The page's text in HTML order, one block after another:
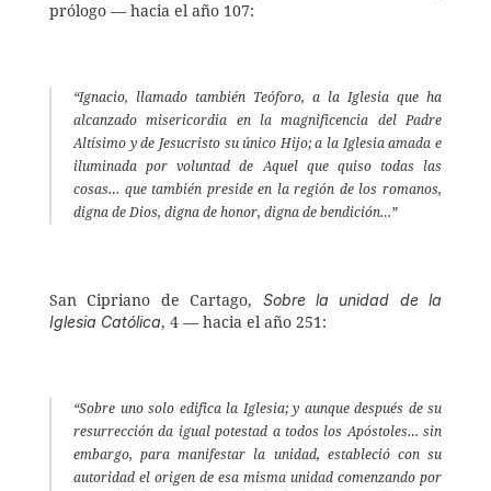
prólogo — hacia el año 107:
“Ignacio, llamado también Teóforo, a la Iglesia que ha
alcanzado misericordia en la magnificencia del Padre
Altísimo y de Jesucristo su único Hijo; a la Iglesia amada e
iluminada por voluntad de Aquel que quiso todas las
cosas… que también preside en la región de los romanos,
digna de Dios, digna de honor, digna de bendición…”
San Cipriano de Cartago, Sobre la unidad de la
Iglesia Católica, 4 — hacia el año 251:
“Sobre uno solo edifica la Iglesia; y aunque después de su
resurrección da igual potestad a todos los Apóstoles… sin
embargo, para manifestar la unidad, estableció con su
autoridad el origen de esa misma unidad comenzando por